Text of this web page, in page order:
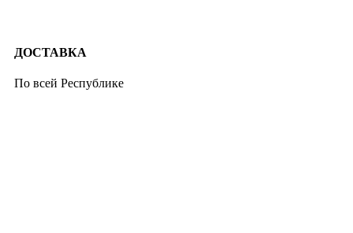
ДОСТАВКА
По всей Республике